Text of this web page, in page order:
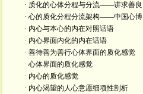
· 质化的心体分程与分流——讲求善良
· 心的质化分程分流架构——中国心博
· 内心与本心的内在对照话语
· 内心界面内化的内在话语
· 善待善为善行心体界面的质化感觉
· 心体界面的质化感觉
· 内心的质化感觉
· 内心渴望的人心意愿细项性剖析